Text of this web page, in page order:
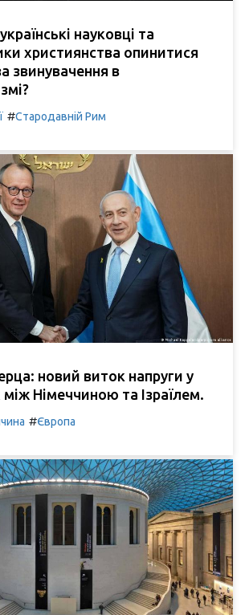
науковці та
християнства опинитися
звинувачення в
#Стародавній Рим
новий виток напруги у
між Німеччиною та Ізраїлем.
#Європа